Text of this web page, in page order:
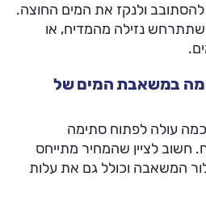
ולנקז את המים החוצה.
נזילה מהמדיח, או
במשאבת המים של
עולה לפתוח סתימה
לציין שהמחיר מתייחס
המשאבה וכולל גם את עלות